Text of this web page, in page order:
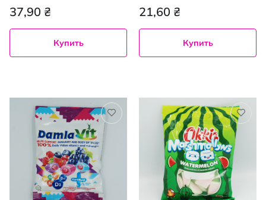
37,90 ₴
Купить
21,60 ₴
Купить